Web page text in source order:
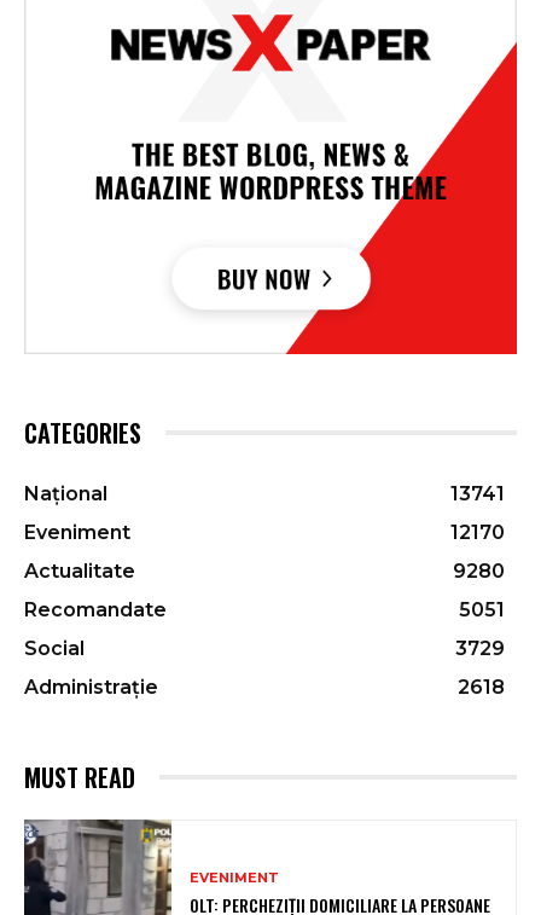
CATEGORIES
Național
13741
Eveniment
12170
Actualitate
9280
Recomandate
5051
Social
3729
Administrație
2618
MUST READ
EVENIMENT
OLT: PERCHEZIŢII DOMICILIARE LA PERSOANE